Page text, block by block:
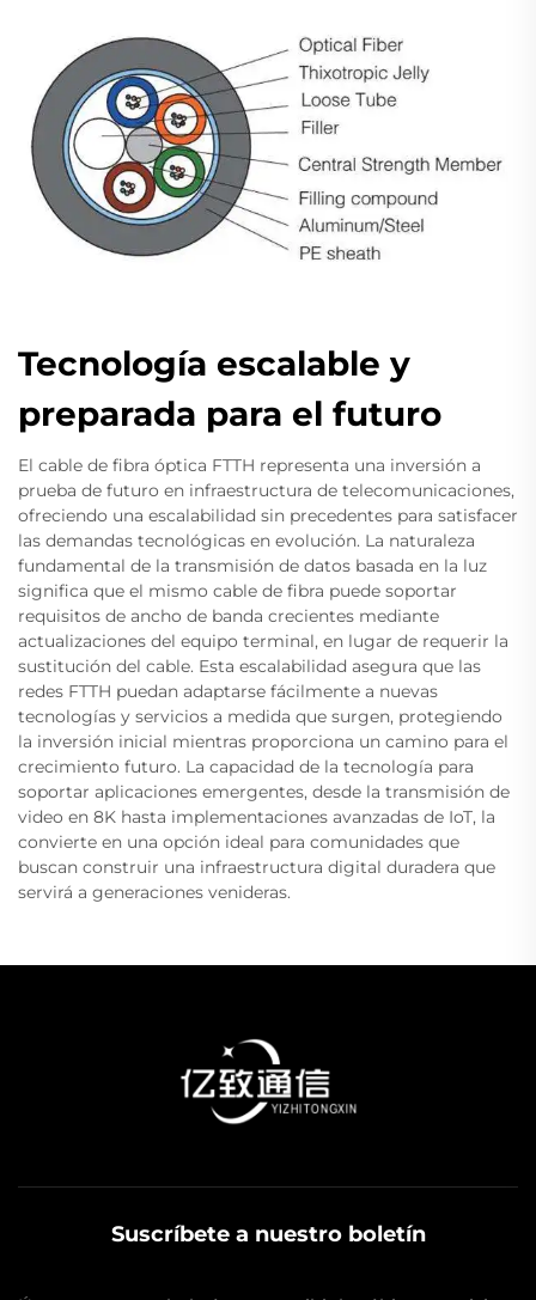
Tecnología escalable y
preparada para el futuro
El cable de fibra óptica FTTH representa una inversión a
prueba de futuro en infraestructura de telecomunicaciones,
ofreciendo una escalabilidad sin precedentes para satisfacer
las demandas tecnológicas en evolución. La naturaleza
fundamental de la transmisión de datos basada en la luz
significa que el mismo cable de fibra puede soportar
requisitos de ancho de banda crecientes mediante
actualizaciones del equipo terminal, en lugar de requerir la
sustitución del cable. Esta escalabilidad asegura que las
redes FTTH puedan adaptarse fácilmente a nuevas
tecnologías y servicios a medida que surgen, protegiendo
la inversión inicial mientras proporciona un camino para el
crecimiento futuro. La capacidad de la tecnología para
soportar aplicaciones emergentes, desde la transmisión de
video en 8K hasta implementaciones avanzadas de IoT, la
convierte en una opción ideal para comunidades que
buscan construir una infraestructura digital duradera que
servirá a generaciones venideras.
Suscríbete a nuestro boletín